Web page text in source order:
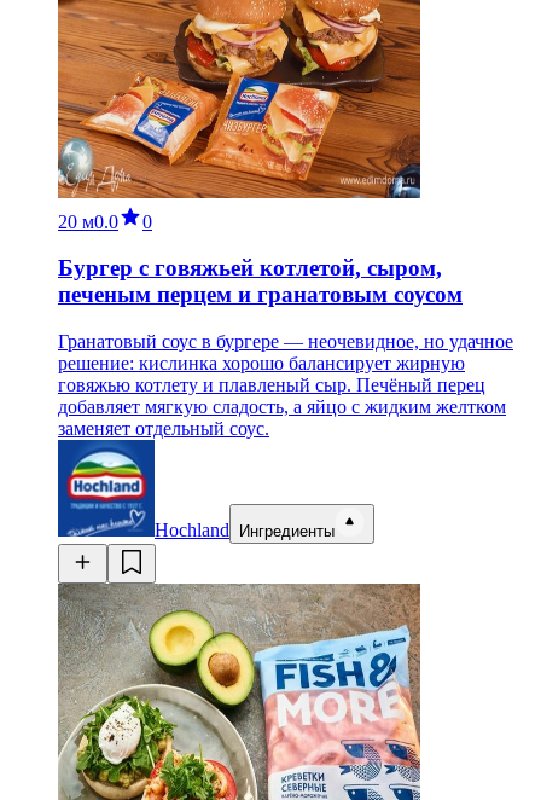
20 м0.0 0
Бургер с говяжьей котлетой, сыром,
печеным перцем и гранатовым соусом
Гранатовый соус в бургере — неочевидное, но удачное
решение: кислинка хорошо балансирует жирную
говяжью котлету и плавленый сыр. Печёный перец
добавляет мягкую сладость, а яйцо с жидким желтком
заменяет отдельный соус.
Hochland Ингредиенты